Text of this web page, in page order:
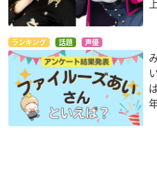
ランキング 話題 声優